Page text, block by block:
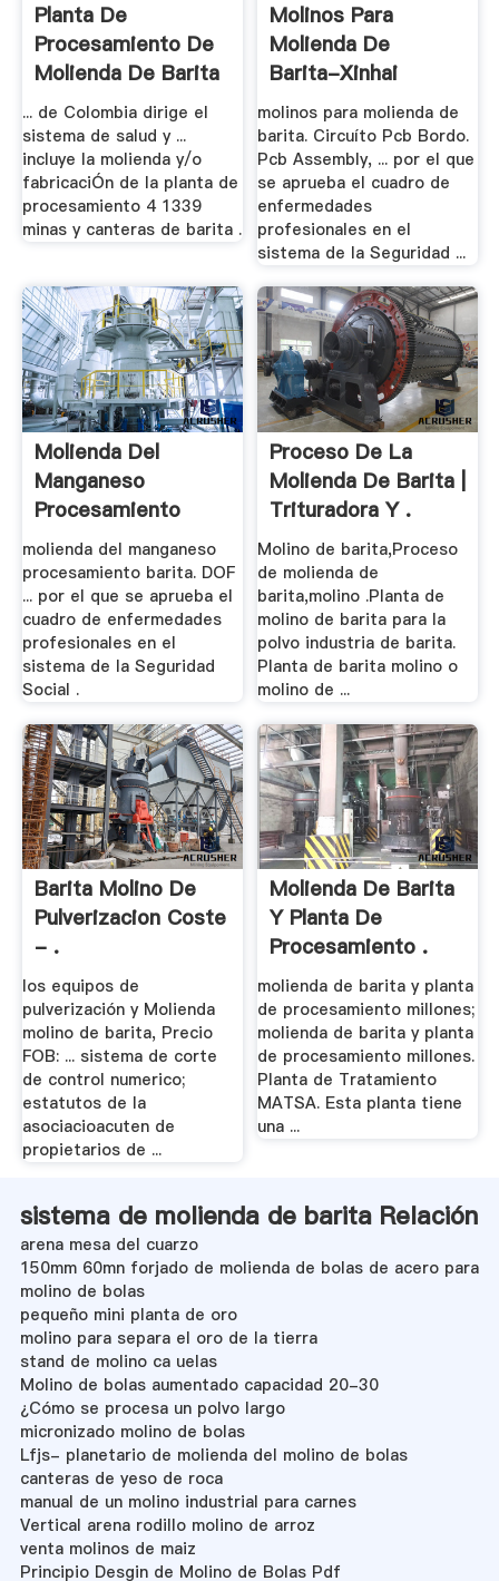
Planta De
Procesamiento De
Molienda De Barita
- .
... de Colombia dirige el
sistema de salud y ...
incluye la molienda y/o
fabricaciÓn de la planta de
procesamiento 4 1339
minas y canteras de barita .
Molinos Para
Molienda De
Barita-Xinhai
molinos para molienda de
barita. Circuíto Pcb Bordo.
Pcb Assembly, ... por el que
se aprueba el cuadro de
enfermedades
profesionales en el
sistema de la Seguridad ...
Molienda Del
Manganeso
Procesamiento
Barita - .
molienda del manganeso
procesamiento barita. DOF
... por el que se aprueba el
cuadro de enfermedades
profesionales en el
sistema de la Seguridad
Social .
Proceso De La
Molienda De Barita |
Trituradora Y .
Molino de barita,Proceso
de molienda de
barita,molino .Planta de
molino de barita para la
polvo industria de barita.
Planta de barita molino o
molino de ...
Barita Molino De
Pulverizacion Coste
- .
los equipos de
pulverización y Molienda
molino de barita, Precio
FOB: ... sistema de corte
de control numerico;
estatutos de la
asociacioacuten de
propietarios de ...
Molienda De Barita
Y Planta De
Procesamiento .
molienda de barita y planta
de procesamiento millones;
molienda de barita y planta
de procesamiento millones.
Planta de Tratamiento
MATSA. Esta planta tiene
una ...
sistema de molienda de barita Relación
arena mesa del cuarzo
150mm 60mn forjado de molienda de bolas de acero para
molino de bolas
pequeño mini planta de oro
molino para separa el oro de la tierra
stand de molino ca uelas
Molino de bolas aumentado capacidad 20-30
¿Cómo se procesa un polvo largo
micronizado molino de bolas
Lfjs- planetario de molienda del molino de bolas
canteras de yeso de roca
manual de un molino industrial para carnes
Vertical arena rodillo molino de arroz
venta molinos de maiz
Principio Desgin de Molino de Bolas Pdf